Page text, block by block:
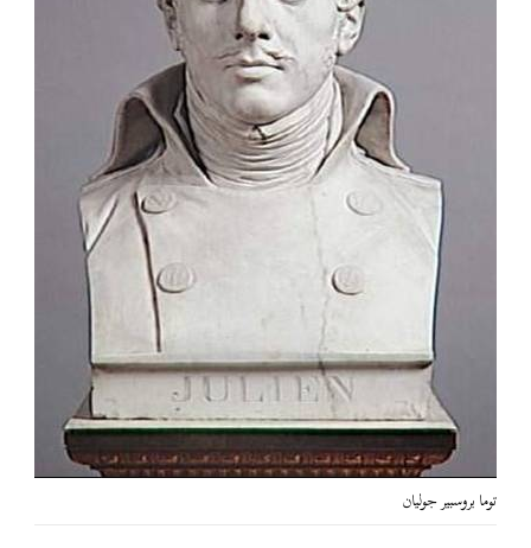
توما بروسبير جوليان